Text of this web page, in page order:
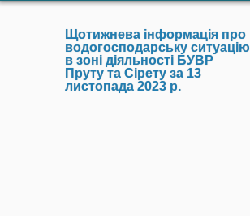
Щотижнева інформація про
водогосподарську ситуацію
в зоні діяльності БУВР
Пруту та Сірету за 13
листопада 2023 р.